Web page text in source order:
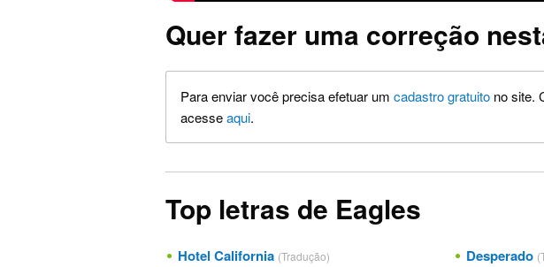
Quer fazer uma correção
Para enviar você precisa efetuar um cadastro gratuito no site.
acesseaqui.
Top letras de Eagles
Hotel California (Tradução) Desperado